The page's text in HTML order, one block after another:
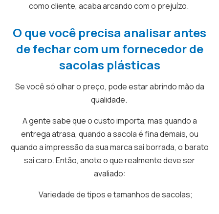
como cliente, acaba arcando com o prejuízo.
O que você precisa analisar antes
de fechar com um fornecedor de
sacolas plásticas
Se você só olhar o preço, pode estar abrindo mão da
qualidade.
A gente sabe que o custo importa, mas quando a
entrega atrasa, quando a sacola é fina demais, ou
quando a impressão da sua marca sai borrada, o barato
sai caro. Então, anote o que realmente deve ser
avaliado:
Variedade de tipos e tamanhos de sacolas;